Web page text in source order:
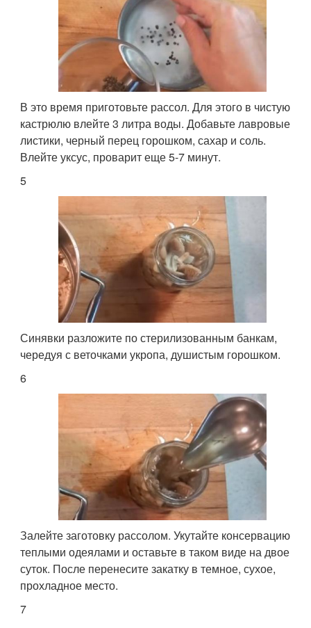
В это время приготовьте рассол. Для этого в чистую
кастрюлю влейте 3 литра воды. Добавьте лавровые
листики, черный перец горошком, сахар и соль.
Влейте уксус, проварит еще 5-7 минут.
5
Синявки разложите по стерилизованным банкам,
чередуя с веточками укропа, душистым горошком.
6
Залейте заготовку рассолом. Укутайте консервацию
теплыми одеялами и оставьте в таком виде на двое
суток. После перенесите закатку в темное, сухое,
прохладное место.
7